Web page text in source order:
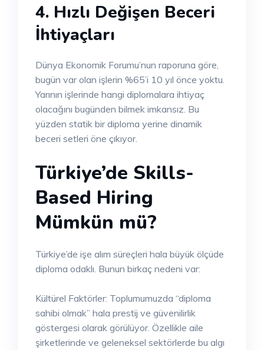
4. Hızlı Değişen Beceri
İhtiyaçları
Dünya Ekonomik Forumu’nun raporuna göre,
bugün var olan işlerin %65’i 10 yıl önce yoktu.
Yarının işlerinde hangi diplomalara ihtiyaç
olacağını bugünden bilmek imkansız. Bu
yüzden statik bir diploma yerine dinamik
beceri setleri öne çıkıyor.
Türkiye’de Skills-
Based Hiring
Mümkün mü?
Türkiye’de işe alım süreçleri hala büyük ölçüde
diploma odaklı. Bunun birkaç nedeni var:
Kültürel Faktörler: Toplumumuzda “diploma
sahibi olmak” hala prestij ve güvenilirlik
göstergesi olarak görülüyor. Özellikle aile
şirketlerinde ve geleneksel sektörlerde bu algı